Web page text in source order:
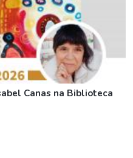
Canas na Biblioteca